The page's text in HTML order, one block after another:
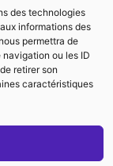
des technologies
informations des
permettra de
ou les ID
retirer son
caractéristiques
print
run
steve jobs